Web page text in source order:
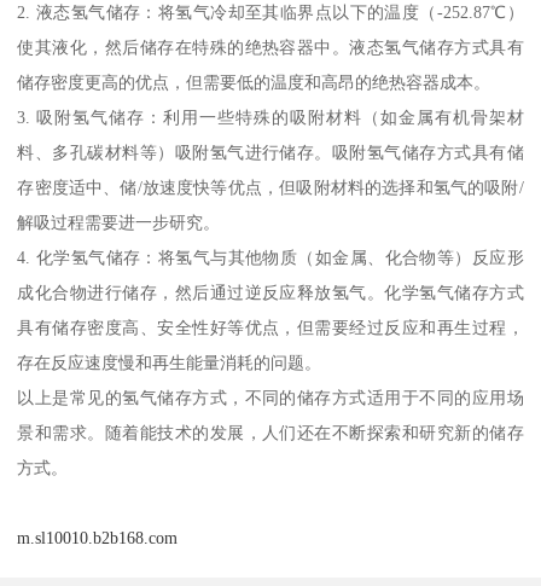
2. 液态氢气储存：将氢气冷却至其临界点以下的温度（-252.87℃）
使其液化，然后储存在特殊的绝热容器中。液态氢气储存方式具有
储存密度更高的优点，但需要低的温度和高昂的绝热容器成本。
3. 吸附氢气储存：利用一些特殊的吸附材料（如金属有机骨架材
料、多孔碳材料等）吸附氢气进行储存。吸附氢气储存方式具有储
存密度适中、储/放速度快等优点，但吸附材料的选择和氢气的吸附/
解吸过程需要进一步研究。
4. 化学氢气储存：将氢气与其他物质（如金属、化合物等）反应形
成化合物进行储存，然后通过逆反应释放氢气。化学氢气储存方式
具有储存密度高、安全性好等优点，但需要经过反应和再生过程，
存在反应速度慢和再生能量消耗的问题。
以上是常见的氢气储存方式，不同的储存方式适用于不同的应用场
景和需求。随着能技术的发展，人们还在不断探索和研究新的储存
方式。
m.sl10010.b2b168.com